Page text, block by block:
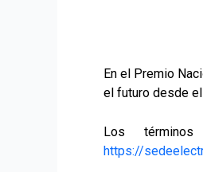
En el Premio
el futuro desde
Los
https://